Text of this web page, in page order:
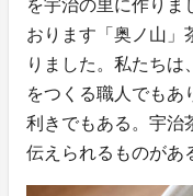
を宇治の里に作りま
おります「奥ノ山」
りました。私たちは
をつくる職人でもあ
利きでもある。宇治
伝えられるものがあ